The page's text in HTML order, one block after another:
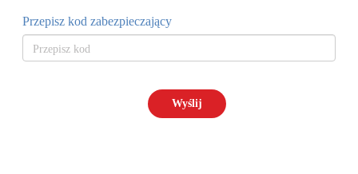
Przepisz kod zabezpieczający